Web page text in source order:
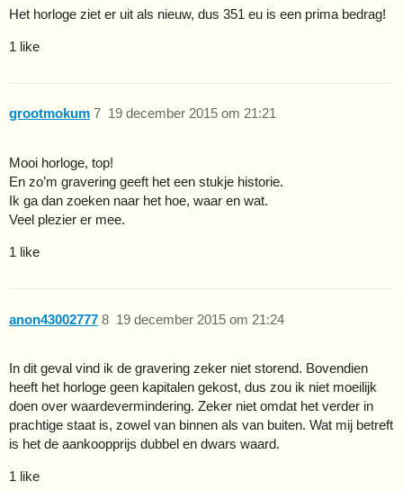
Het horloge ziet er uit als nieuw, dus 351 eu is een prima bedrag!
1 like
grootmokum 19 december 2015 om 21:21
7
Mooi horloge, top!
En zo’m gravering geeft het een stukje historie.
Ik ga dan zoeken naar het hoe, waar en wat.
Veel plezier er mee.
1 like
anon43002777 19 december 2015 om 21:24
8
In dit geval vind ik de gravering zeker niet storend. Bovendien
heeft het horloge geen kapitalen gekost, dus zou ik niet moeilijk
doen over waardevermindering. Zeker niet omdat het verder in
prachtige staat is, zowel van binnen als van buiten. Wat mij betreft
is het de aankoopprijs dubbel en dwars waard.
1 like